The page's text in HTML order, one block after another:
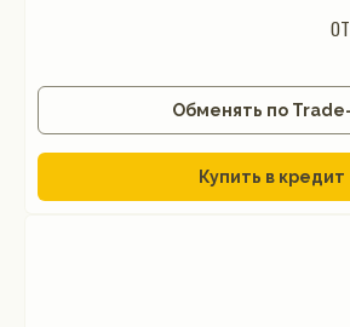
от
Обменять по
Купить в кредит